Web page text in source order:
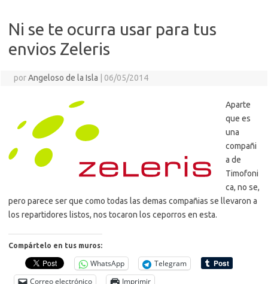
Ni se te ocurra usar para tus
envios Zeleris
porAngeloso de la Isla 06/05/2014
Aparte
que es
una
compañi
a de
Timofoni
ca, no se,
pero parece ser que como todas las demas compañias se llevaron a
los repartidores listos, nos tocaron los ceporros en esta.
Compártelo en tus muros:
WhatsApp
Telegram
Correo electrónico
Imprimir